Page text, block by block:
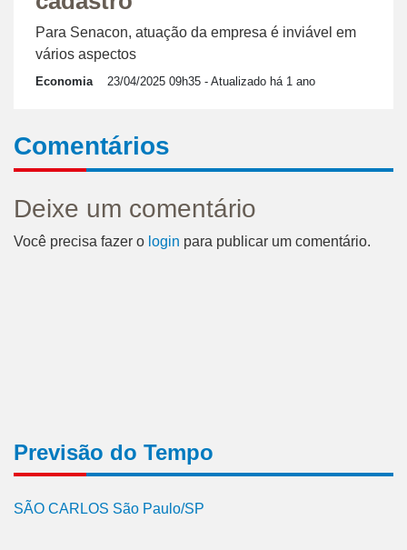
Para Senacon, atuação da empresa é inviável em
vários aspectos
Economia 23/04/2025 09h35 - Atualizado há 1 ano
Comentários
Deixe um comentário
Você precisa fazer o login para publicar um comentário.
Previsão do Tempo
SÃO CARLOS São Paulo/SP